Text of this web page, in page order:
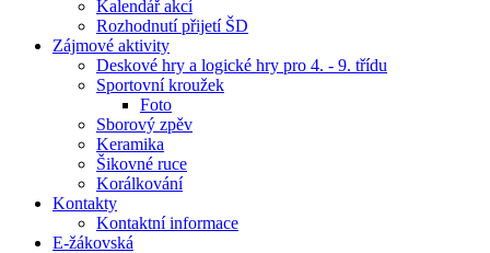
Kalendář akcí
Rozhodnutí přijetí ŠD
Zájmové aktivity
Deskové hry a logické hry pro 4. - 9. třídu
Sportovní kroužek
Foto
Sborový zpěv
Keramika
Šikovné ruce
Korálkování
Kontakty
Kontaktní informace
E-žákovská